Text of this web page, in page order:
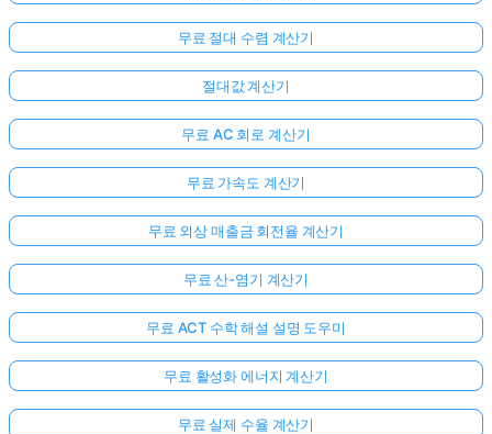
무료 절대 수렴 계산기
절대값 계산기
무료 AC 회로 계산기
무료 가속도 계산기
무료 외상 매출금 회전율 계산기
무료 산-염기 계산기
무료 ACT 수학 해설 설명 도우미
무료 활성화 에너지 계산기
무료 실제 수율 계산기